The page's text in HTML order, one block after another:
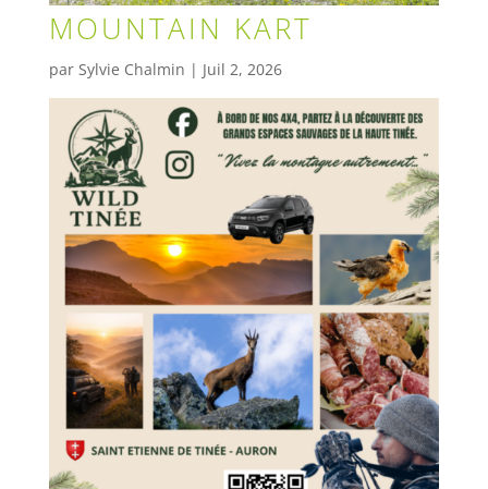
MOUNTAIN KART
par Sylvie Chalmin | Juil 2, 2026